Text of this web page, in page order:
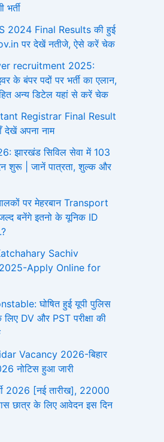
भर्ती
2024 Final Results की हुई
पर देखें नतीजे, ऐसे करें चेक
recruitment 2025:
के बंपर पदों पर भर्ती का एलान,
अन्य डिटेल यहां से करें चेक
Registrar Final Result
देखें अपना नाम
झारखंड सिविल सेवा में 103
शुरू | जानें पात्रता, शुल्क और
पर मेहरबान Transport
बनेंगे इतनो के यूनिक ID
Sachiv
Apply Online for
घोषित हुई यूपी पुलिस
लिए DV और PST परीक्षा की
Vacancy 2026-बिहार
नोटिस हुआ जारी
2026 [नई तारीख], 22000
छात्र के लिए आवेदन इस दिन